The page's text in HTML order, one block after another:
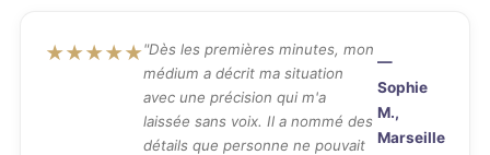
★★★★★"Dès les premières minutes, mon
médium a décrit ma situation
avec une précision qui m'a
laissée sans voix. Il a nommé des
détails que personne ne pouvait
—
Sophie
M.,
Marseille